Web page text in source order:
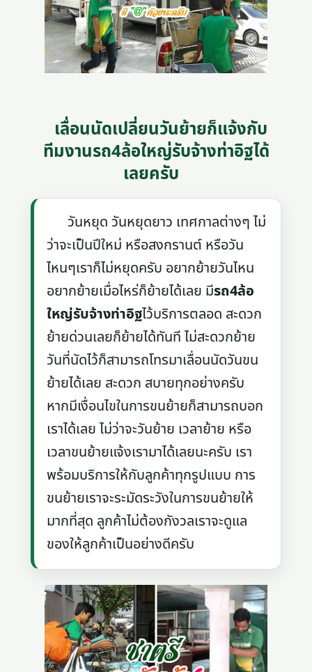
เลื่อนนัดเปลี่ยนวันย้ายก็แจ้งกับ
ทีมงานรถ4ล้อใหญ่รับจ้างท่าอิฐได้
เลยครับ
วันหยุด วันหยุดยาว เทศกาลต่างๆ ไม่
ว่าจะเป็นปีใหม่ หรือสงกรานต์ หรือวัน
ไหนๆเราก็ไม่หยุดครับ อยากย้ายวันไหน
อยากย้ายเมื่อไหร่ก็ย้ายได้เลย มีรถ4ล้อ
ใหญ่รับจ้างท่าอิฐไว้บริการตลอด สะดวก
ย้ายด่วนเลยก็ย้ายได้ทันที ไม่สะดวกย้าย
วันที่นัดไว้ก็สามารถโทรมาเลื่อนนัดวันขน
ย้ายได้เลย สะดวก สบายทุกอย่างครับ
หากมีเงื่อนไขในการขนย้ายก็สามารถบอก
เราได้เลย ไม่ว่าจะวันย้าย เวลาย้าย หรือ
เวลาขนย้ายแจ้งเรามาได้เลยนะครับ เรา
พร้อมบริการให้กับลูกค้าทุกรูปแบบ การ
ขนย้ายเราจะระมัดระวังในการขนย้ายให้
มากที่สุด ลูกค้าไม่ต้องกังวลเราจะดูแล
ของให้ลูกค้าเป็นอย่างดีครับ